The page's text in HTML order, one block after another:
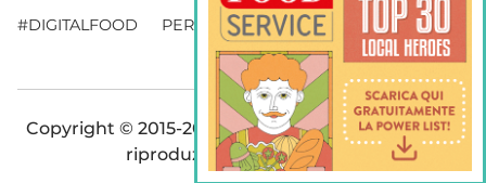
#DIGITALFOOD PERSONE WEBINAR VENDING
Copyright © 2015-2026 FOOD S.r.l. - Tutti i diritti di
riproduzione sono riservati